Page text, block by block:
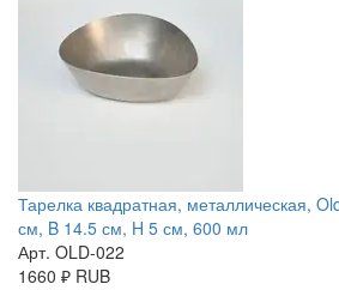
Тарелка квадратная, металлическая,
см, B 14.5 см, H 5 см, 600 мл
Арт. OLD-022
1660 ₽ RUB